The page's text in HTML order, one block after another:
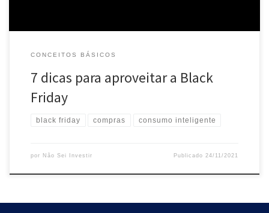
CONCEITOS BÁSICOS
7 dicas para aproveitar a Black
Friday
black friday compras consumo inteligente
por Não Sei Investir Publicado 24/11/2021